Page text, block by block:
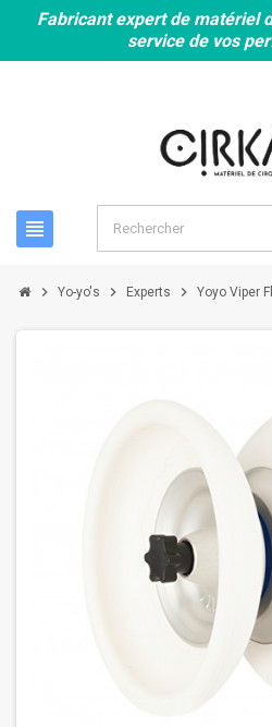
Fabricant expert de matériel
service de vos
view_headline
chevron_right Yo-yo's chevron_right Experts chevron_right Yoyo Viper